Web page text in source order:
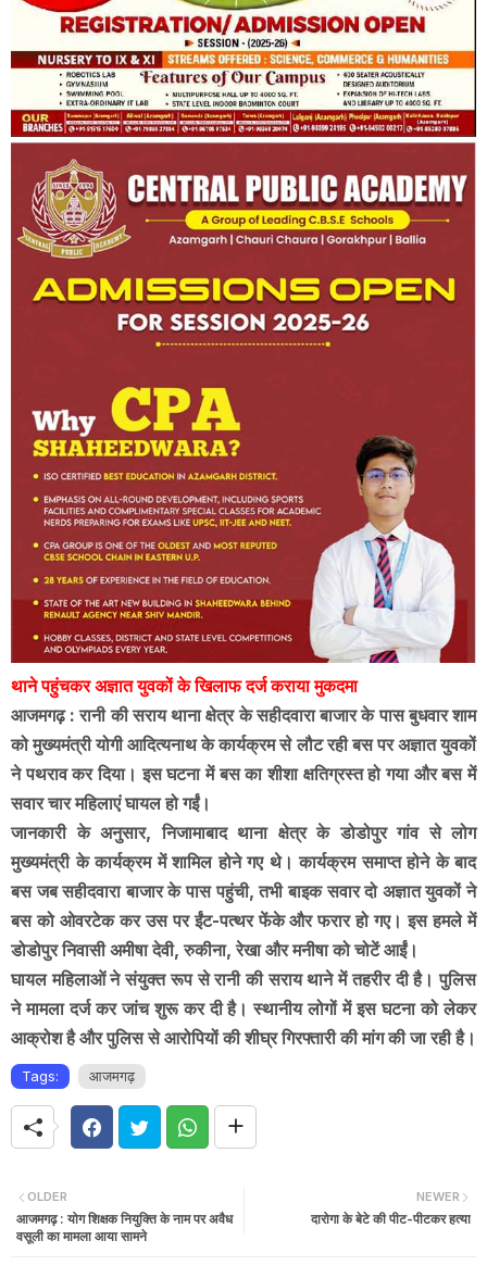
थाने पहुंचकर अज्ञात युवकों के खिलाफ दर्ज कराया मुकदमा
आजमगढ़ : रानी की सराय थाना क्षेत्र के सहीदवारा बाजार के पास बुधवार शाम
को मुख्यमंत्री योगी आदित्यनाथ के कार्यक्रम से लौट रही बस पर अज्ञात युवकों
ने पथराव कर दिया। इस घटना में बस का शीशा क्षतिग्रस्त हो गया और बस में
सवार चार महिलाएं घायल हो गईं।
जानकारी के अनुसार, निजामाबाद थाना क्षेत्र के डोडोपुर गांव से लोग
मुख्यमंत्री के कार्यक्रम में शामिल होने गए थे। कार्यक्रम समाप्त होने के बाद
बस जब सहीदवारा बाजार के पास पहुंची, तभी बाइक सवार दो अज्ञात युवकों ने
बस को ओवरटेक कर उस पर ईंट-पत्थर फेंके और फरार हो गए। इस हमले में
डोडोपुर निवासी अमीषा देवी, रुकीना, रेखा और मनीषा को चोटें आईं।
घायल महिलाओं ने संयुक्त रूप से रानी की सराय थाने में तहरीर दी है। पुलिस
ने मामला दर्ज कर जांच शुरू कर दी है। स्थानीय लोगों में इस घटना को लेकर
आक्रोश है और पुलिस से आरोपियों की शीघ्र गिरफ्तारी की मांग की जा रही है।
Tags: आजमगढ़
NEWER
दारोगा के बेटे की पीट-पीटकर हत्या
OLDER
आजमगढ़ : योग शिक्षक नियुक्ति के नाम पर अवैध
वसूली का मामला आया सामने